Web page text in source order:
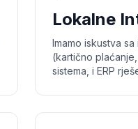
Lokalne
Imamo iskustva
(kartično
sistema, i ERP